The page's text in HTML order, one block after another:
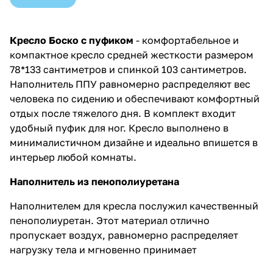
Кресло Боско с пуфиком - комфортабельное и
компактное кресло средней жесткости размером
78*133 сантиметров и спинкой 103 сантиметров.
Наполнитель ППУ равномерно распределяют вес
человека по сидению и обеспечивают комфортный
отдых после тяжелого дня. В комплект входит
удобный пуфик для ног. Кресло выполнено в
минималистичном дизайне и идеально впишется в
интерьер любой комнаты.
Наполнитель из пенополиуретана
Наполнителем для кресла послужил качественный
пенополиуретан. Этот материал отлично
пропускает воздух, равномерно распределяет
нагрузку тела и мгновенно принимает